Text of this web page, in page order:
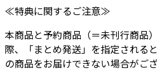
≪特典に関するご注意≫
本商品と予約商品（＝未刊行商品
際、「まとめ発送」を指定される
の商品をお届けできない場合がござ